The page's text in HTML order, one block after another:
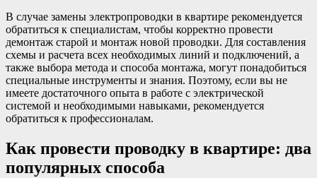
В случае замены электропроводки в квартире рекомендуется
обратиться к специалистам, чтобы корректно провести
демонтаж старой и монтаж новой проводки. Для составления
схемы и расчета всех необходимых линий и подключений, а
также выбора метода и способа монтажа, могут понадобиться
специальные инструменты и знания. Поэтому, если вы не
имеете достаточного опыта в работе с электрической
системой и необходимыми навыками, рекомендуется
обратиться к профессионалам.
Как провести проводку в квартире: два
популярных способа